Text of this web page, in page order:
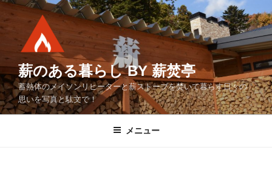
コ
ン
ツ
へ
ス
キ
薪のある暮らし BY 薪焚亭
蓄熱体のメイソンリヒーターと薪ストーブを焚いて暮らす日々の
思いを写真と駄文で！
メニュー